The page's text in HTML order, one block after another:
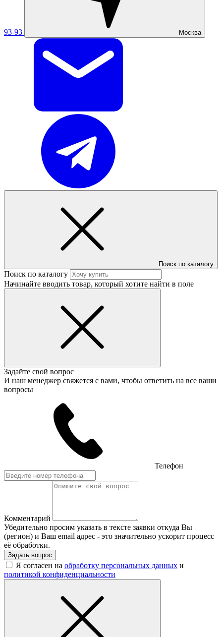
93-93 Москва
Поиск по каталогу
Поиск по каталогу
Начинайте вводить товар, который хотите найти в поле
Задайте свой вопрос
И наш менеджер свяжется с вами, чтобы ответить на все ваши
вопросы
Телефон
Комментарий
Убедительно просим указать в тексте заявки откуда Вы
(регион) и Ваш email адрес - это значительно ускорит процесс
её обработки.
Задать вопрос
Я согласен на обработку персональных данных и
политикой конфиденциальности